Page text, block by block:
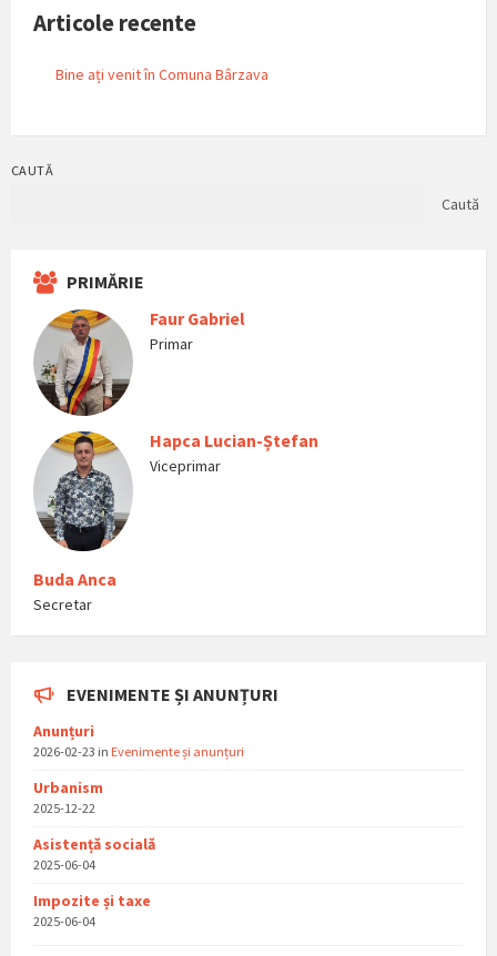
Articole recente
Bine ați venit în Comuna Bârzava
CAUTĂ
Caută
PRIMĂRIE
Faur Gabriel
Primar
Hapca Lucian-Ștefan
Viceprimar
Buda Anca
Secretar
EVENIMENTE ȘI ANUNȚURI
Anunțuri
2026-02-23 in Evenimente și anunțuri
Urbanism
2025-12-22
Asistențǎ socialǎ
2025-06-04
Impozite și taxe
2025-06-04